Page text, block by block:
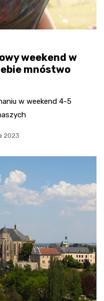
weekend w
mnóstwo
w weekend 4-5
2023